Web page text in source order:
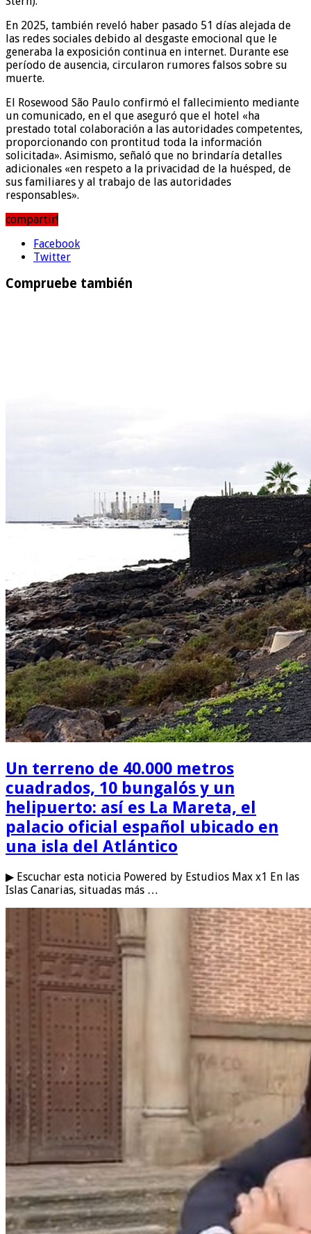
En 2025, también reveló haber pasado 51 días alejada de
las redes sociales debido al desgaste emocional que le
generaba la exposición continua en internet. Durante ese
período de ausencia, circularon rumores falsos sobre su
muerte.
El Rosewood São Paulo confirmó el fallecimiento mediante
un comunicado, en el que aseguró que el hotel «ha
prestado total colaboración a las autoridades competentes,
proporcionando con prontitud toda la información
solicitada». Asimismo, señaló que no brindaría detalles
adicionales «en respeto a la privacidad de la huésped, de
sus familiares y al trabajo de las autoridades
responsables».
compartir!
Facebook
Twitter
Compruebe también
Un terreno de 40.000 metros
cuadrados, 10 bungalós y un
helipuerto: así es La Mareta, el
palacio oficial español ubicado en
una isla del Atlántico
▶ Escuchar esta noticia Powered by Estudios Max x1 En las
Islas Canarias, situadas más …